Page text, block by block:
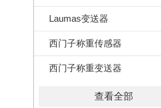
Laumas变送器
西门子称重传感器
西门子称重变送器
查看全部